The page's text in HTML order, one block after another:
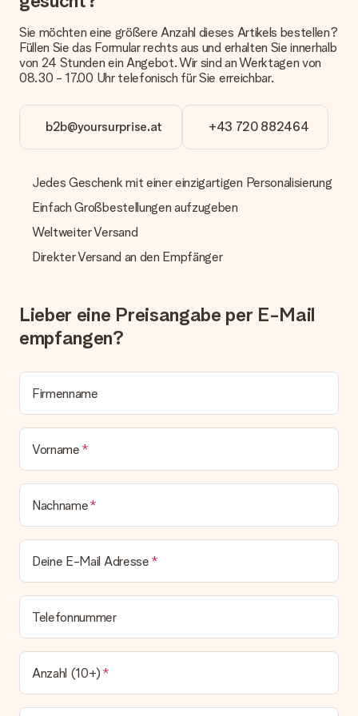
Derzeit können wir (noch) keine verschiedenen Lieferoptionen
Päckchen versendet. Möchtest du wissen, ob es als Paket
oder Päckchen geliefert wird, kontaktiere bitte unseren
Kundenservice.
Wie kann ich meine Bestellung bezahlen?
Wir bieten die folgenden Zahlungsoptionen an: Vorauskasse
mit normaler Überweisung, Sofortüberweisung, Paypal,
manuellen Überweisung verlängert sich die Lieferzeit des
Geschenks jedoch um 3 Werktage.
Geschenk empfangen
Was, wenn das Geschenk meine Erwartungen nicht
kontaktieren. Dort wird dir umgehend ein passender
Lösungsvorschlag unterbreitet.
Alle Lieferungen erfolgen ohne Rechnung und/oder
Lieferschein. Die Rechnung zu deiner Bestellung erhältst du
Geschenk also direkt beim Empfänger liefern lassen und es
bleibt eine echte Überraschung!
Sie möchten eine größere Anzahl dieses Artikels bestellen?
Füllen Sie das Formular rechts aus und erhalten Sie innerhalb
von 24 Stunden ein Angebot. Wir sind an Werktagen von
08.30 - 17.00 Uhr telefonisch für Sie erreichbar.
b2b@yoursurprise.at +43 720 882464
Jedes Geschenk mit einer einzigartigen Personalisierung
Einfach Großbestellungen aufzugeben
Weltweiter Versand
Direkter Versand an den Empfänger
Lieber eine Preisangabe per E-Mail
empfangen?
Firmenname
Vorname
Nachname
Deine E-Mail Adresse
Telefonnummer
Anzahl (10+)